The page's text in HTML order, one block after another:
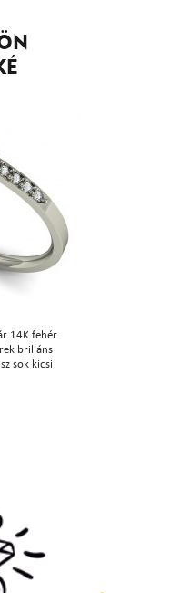
14K fehér
briliáns
sok kicsi